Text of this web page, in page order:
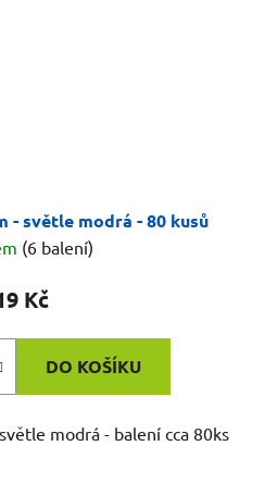
- světle modrá - 80 kusů
(6 balení)
Kč
DO KOŠÍKU
modrá - balení cca 80ks